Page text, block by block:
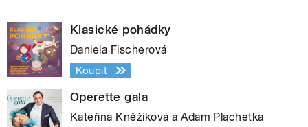
Klasické pohádky
Daniela Fischerová
Koupit
Operette gala
Kateřina Kněžíková a Adam Plachetka